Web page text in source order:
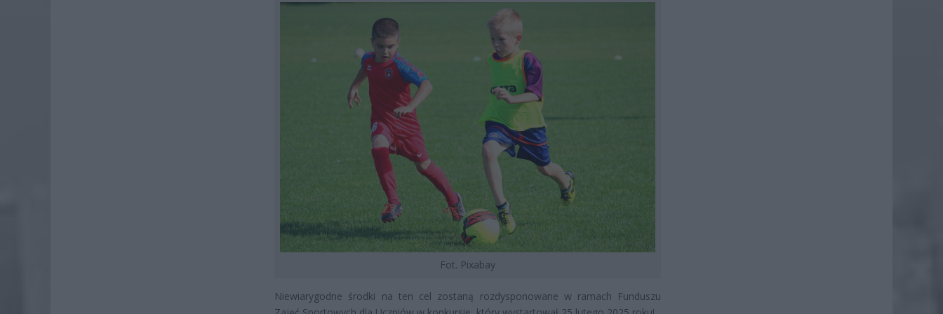
Fot. Pixabay
Niewiarygodne środki na ten cel zostaną rozdysponowane w ramach Funduszu